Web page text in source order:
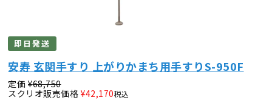
即日発送
安寿 玄関手すり 上がりかまち用手すりS-950F
定価 ¥68,750
スクリオ販売価格 ¥42,170税込